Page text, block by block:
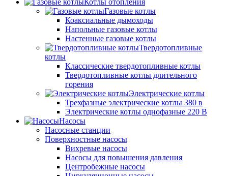
Котлы отопления
Газовые котлы
Коаксиальные дымоходы
Напольные газовые котлы
Настенные газовые котлы
Твердотопливные
котлы
Классические твердотопливные котлы
Твердотопливные котлы длительного
горения
Электрические котлы
Трехфазные электрические котлы 380 в
Электрические котлы однофазные 220 В
Насосы
Насосные станции
Поверхностные насосы
Вихревые насосы
Насосы для повышения давления
Центробежные насосы